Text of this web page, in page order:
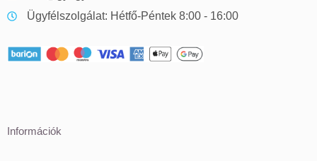
Ügyfélszolgálat: Hétfő-Péntek 8:00 - 16:00
Információk